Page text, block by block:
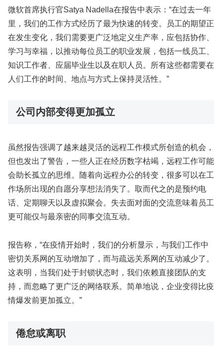
微软首席执行官Satya Nadella在报告中表示：“在过去一年
里，我们的工作方式经历了最为快速的转变。员工的期望正
在发生变化，我们需要更广泛地定义生产率，应包括协作、
学习与幸福，以推动每位员工的职业发展，包括一线员工、
知识工作者、应届毕业生以及在职人员。所有这些都需要在
人们工作的时间、地点与方式上保持灵活性。”
公司内部变得更加孤立
虽然报告强调了越来越灵活的远程工作模式所创造的机会，
但也发出了警告，一些人正在经历数字枯竭，远程工作可能
会助长孤立的思维。随着向远程办公的转变，很多可以在工
作场所出现的自愿分享想法消失了。取而代之的是预约电
话、定期聊天以及虚拟聚会。失去面对面的交流意味着员工
更可能仅与最亲密的同事交流互动。
报告称，“在疫情开始时，我们的分析显示，与我们工作中
密切关系网的互动增加了，而与疏远关系网的互动减少了。
这表明，当我们处于封锁状态时，我们依赖直接团队的支
持，而忽略了更广泛的网络联系。简单地说，企业变得比疫
情爆发前更加孤立。”
倦怠或离职